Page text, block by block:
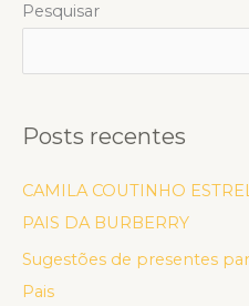
Pesquisar
Posts recentes
CAMILA COUTINHO
PAIS DA BURBERRY
Sugestões de presentes
Pais